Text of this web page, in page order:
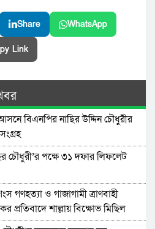
Share WhatsApp
Link
আসনে বিএনপির নাছির উদ্দিন চৌধুরীর
চৌধুরী’র পক্ষে ৩১ দফার লিফলেট
গণহত্যা ও গাজাগামী ত্রাণবাহী
প্রতিবাদে শাল্লায় বিক্ষোভ মিছিল